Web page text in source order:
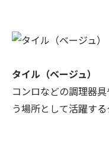
タイル（ベージュ）
コンロなどの調理器
う場所として活躍する